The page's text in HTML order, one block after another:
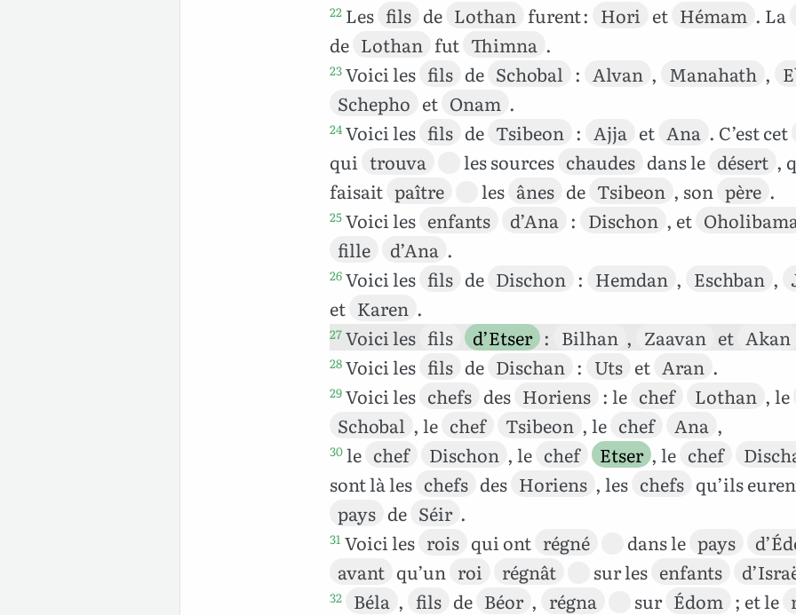
22 Les fils de Lothan furent : Hori et Hémam . La
de Lothan fut Thimna .
23 Voici les fils de Schobal : Alvan , Manahath ,
Schepho et Onam .
24 Voici les fils de Tsibeon : Ajja et Ana . C’est cet
qui trouva les sources chaudes dans le désert ,
faisait paître les ânes de Tsibeon , son père .
25 Voici les enfants d’Ana : Dischon , et
fille
d’Ana .
26 Voici les fils de Dischon : Hemdan , Eschban ,
et Karen .
27 Voici les fils d’Etser : Bilhan , Zaavan et Akan
28 Voici les fils de Dischan : Uts et Aran .
29 Voici les chefs des Horiens : le chef Lothan , le
Schobal , le chef Tsibeon , le chef Ana ,
30 le chef Dischon , le chef Etser , le chef
sont là les chefs des Horiens , les chefs qu’ils
pays de Séir .
31 Voici les rois qui ont régné dans le pays
avant qu’un roi régnât sur les enfants
32 Béla , fils de Béor , régna sur Édom ; et le